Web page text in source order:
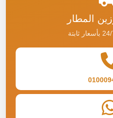
المطار